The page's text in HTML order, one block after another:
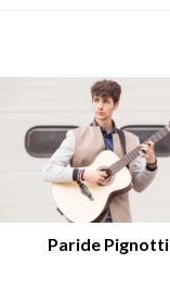
Paride Pignotti